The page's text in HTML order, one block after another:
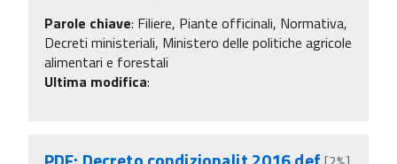
Parole chiave: Filiere, Piante officinali, Normativa,
Decreti ministeriali, Ministero delle politiche agricole
alimentari e forestali
Ultima modifica: